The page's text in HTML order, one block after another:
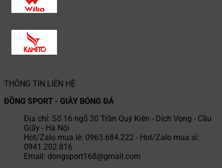
THÔNG TIN LIÊN HỆ
ĐỒNG SPORT - GIÀY BÓNG ĐÁ
Địa chỉ: Số 16 ngõ 30 Trần Quý Kiên - Dịch Vọng - Cầu
Giấy - Hà Nội
Hot/Zalo mua lẻ: 0963.684.222 - Hot/Zalo mua sỉ:
0941.202.816
Email: dongsport168@gmail.com